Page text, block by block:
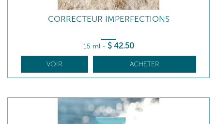
CORRECTEUR IMPERFECTIONS
15 ml - $ 42.50
VOIR ACHETER